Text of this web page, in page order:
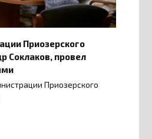
Приозерского
Соклаков, провел
Приозерского